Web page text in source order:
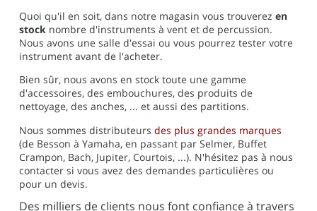
Quoi qu'il en soit, dans notre magasin vous trouverez en
stock nombre d'instruments à vent et de percussion.
Nous avons une salle d'essai ou vous pourrez tester votre
instrument avant de l'acheter.
Bien sûr, nous avons en stock toute une gamme
d'accessoires, des embouchures, des produits de
nettoyage, des anches, ... et aussi des partitions.
Nous sommes distributeurs des plus grandes marques
(de Besson à Yamaha, en passant par Selmer, Buffet
Crampon, Bach, Jupiter, Courtois, ...). N'hésitez pas à nous
contacter si vous avez des demandes particulières ou
pour un devis.
Des milliers de clients nous font confiance à travers